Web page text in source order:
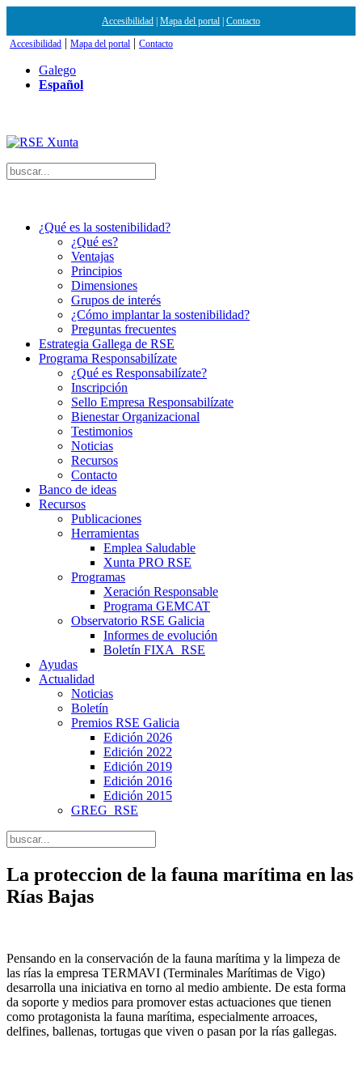
Accesibilidad Mapa del portal Contacto
Accesibilidad | Mapa del portal | Contacto
Galego
Español
¿Qué es la sostenibilidad?
¿Qué es?
Ventajas
Principios
Dimensiones
Grupos de interés
¿Cómo implantar la sostenibilidad?
Preguntas frecuentes
Estrategia Gallega de RSE
Programa Responsabilízate
¿Qué es Responsabilízate?
Inscripción
Sello Empresa Responsabilízate
Bienestar Organizacional
Testimonios
Noticias
Recursos
Contacto
Banco de ideas
Recursos
Publicaciones
Herramientas
Emplea Saludable
Xunta PRO RSE
Programas
Xeración Responsable
Programa GEMCAT
Observatorio RSE Galicia
Informes de evolución
Boletín FIXA_RSE
Ayudas
Actualidad
Noticias
Boletín
Premios RSE Galicia
Edición 2026
Edición 2022
Edición 2019
Edición 2016
Edición 2015
GREG_RSE
La proteccion de la fauna marítima en las
Rías Bajas
Pensando en la conservación de la fauna marítima y la limpeza de
las rías la empresa TERMAVI (Terminales Marítimas de Vigo)
desarrolla una iniciativa en torno al medio ambiente. De esta forma
da soporte y medios para promover estas actuaciones que tienen
como protagonista la fauna marítima, especialmente arroaces,
delfines, ballenas, tortugas que viven o pasan por la rías gallegas.